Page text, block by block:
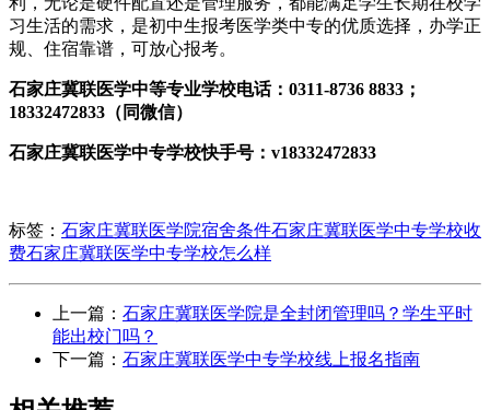
习生活的需求，是初中生报考医学类中专的优质选择，办学正
规、住宿靠谱，可放心报考。
石家庄冀联医学中等专业学校电话：0311-8736 8833；
18332472833（同微信）
石家庄冀联医学中专学校快手号：v18332472833
标签： 石家庄冀联医学院宿舍条件石家庄冀联医学中专学校收
费石家庄冀联医学中专学校怎么样
上一篇： 石家庄冀联医学院是全封闭管理吗？学生平时
能出校门吗？
下一篇： 石家庄冀联医学中专学校线上报名指南